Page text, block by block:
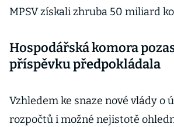
MPSV získali zhruba 50 miliard
Hospodářská komora
příspěvku předpokládala
Vzhledem ke snaze nové vlády o
rozpočtů i možné nejistotě